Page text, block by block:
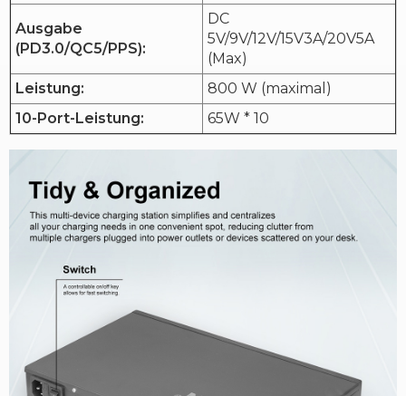
Ausgabe
(PD3.0/QC5/PPS):
DC
5V/9V/12V/15V3A/20V5A
(Max)
Leistung:
800 W (maximal)
10-Port-Leistung:
65W * 10